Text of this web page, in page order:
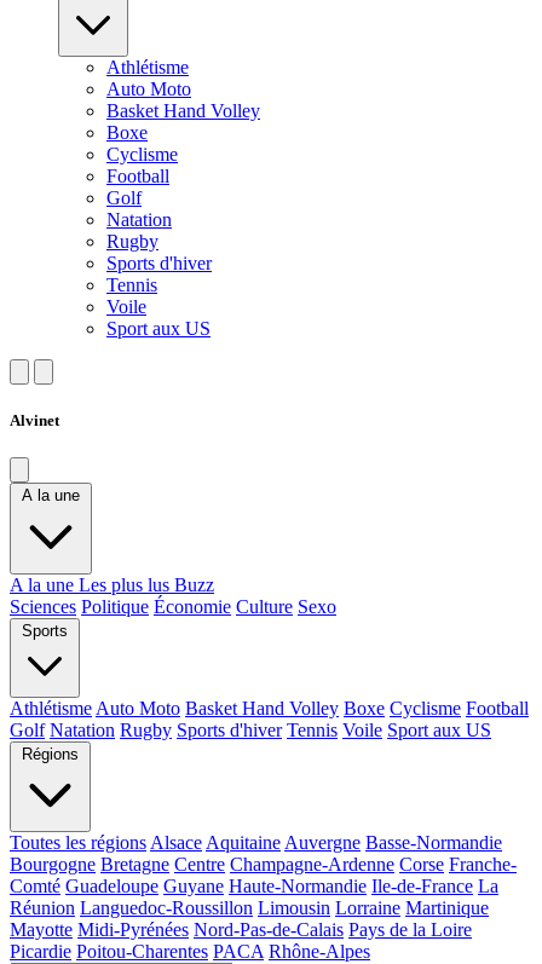
Athlétisme
Auto Moto
Basket Hand Volley
Boxe
Cyclisme
Football
Golf
Natation
Rugby
Sports d'hiver
Tennis
Voile
Sport aux US
Alvinet
A la une
A la une Les plus lus Buzz
Sciences Politique Économie Culture Sexo
Sports
Athlétisme Auto Moto Basket Hand Volley Boxe Cyclisme Football
Golf Natation Rugby Sports d'hiver Tennis Voile Sport aux US
Régions
Toutes les régions Alsace Aquitaine Auvergne Basse-Normandie
Bourgogne Bretagne Centre Champagne-Ardenne Corse Franche-
Comté Guadeloupe Guyane Haute-Normandie Ile-de-France La
Réunion Languedoc-Roussillon Limousin Lorraine Martinique
Mayotte Midi-Pyrénées Nord-Pas-de-Calais Pays de la Loire
Picardie Poitou-Charentes PACA Rhône-Alpes